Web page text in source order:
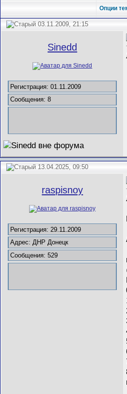
Опции
03.11.2009, 21:15
Sinedd
Регистрация: 01.11.2009
Сообщения: 8
13.04.2025, 09:50
raspisnoy
Регистрация: 29.11.2009
Адрес: ДНР Донецк
Сообщения: 529